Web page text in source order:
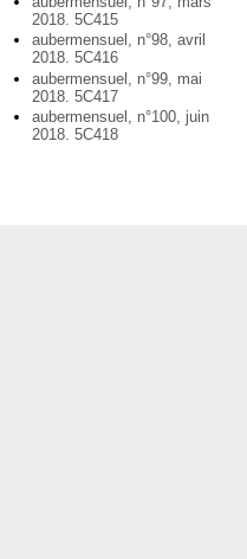
2018. 5C415
aubermensuel, n°98, avril
2018. 5C416
aubermensuel, n°99, mai
2018. 5C417
aubermensuel, n°100, juin
2018. 5C418